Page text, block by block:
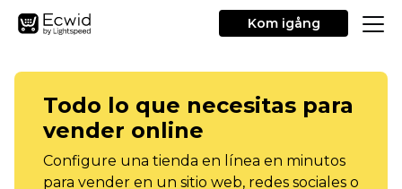
Kom igång
Todo lo que necesitas para
vender online
Configure una tienda en línea en minutos
para vender en un sitio web, redes sociales o